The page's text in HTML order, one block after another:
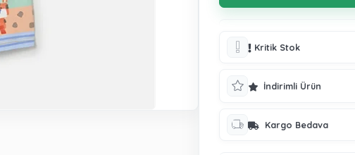
Kritik Stok
İndirimli Ürün
Kargo Bedava